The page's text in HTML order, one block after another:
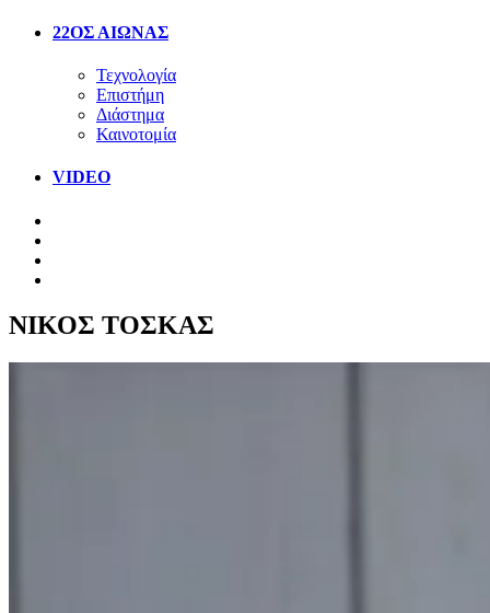
22ΟΣ ΑΙΩΝΑΣ
Τεχνολογία
Επιστήμη
Διάστημα
Καινοτομία
VIDEO
ΝΙΚΟΣ ΤΟΣΚΑΣ